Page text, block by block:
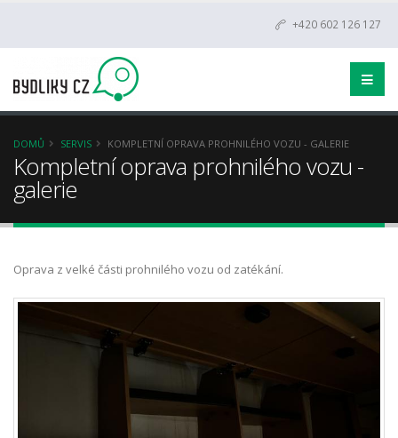
+420 602 126 127
DOMŮ SERVIS KOMPLETNÍ OPRAVA PROHNILÉHO VOZU - GALERIE
Kompletní oprava prohnilého vozu -
galerie
Oprava z velké části prohnilého vozu od zatékání.